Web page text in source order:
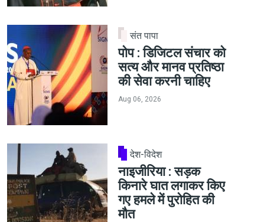
संत पापा
पोप : डिजिटल संचार को
सत्य और मानव प्रतिष्ठा
की सेवा करनी चाहिए
Aug 06, 2026
देश-विदेश
नाइजीरिया : सड़क
किनारे घात लगाकर किए
गए हमले में पुरोहित की
मौत